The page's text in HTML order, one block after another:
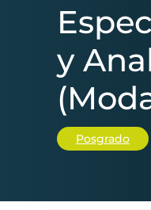
y
Posgrado